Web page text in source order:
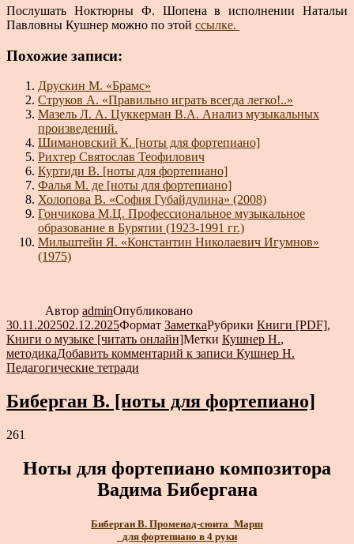
Послушать Ноктюрны Ф. Шопена в исполнении Натальи
Павловны Кушнер можно по этой ссылке.
Похожие записи:
Друскин М. «Брамс»
Струков А. «Правильно играть всегда легко!..»
Мазель Л. А. Цуккерман В.А. Анализ музыкальных
произведений.
Шимановский К. [ноты для фортепиано]
Рихтер Святослав Теофилович
Куртиди В. [ноты для фортепиано]
Фалья М. де [ноты для фортепиано]
Холопова В. «София Губайдулина» (2008)
Гончикова М.Ц. Профессиональное музыкальное
образование в Бурятии (1923-1991 гг.)
Мильштейн Я. «Константин Николаевич Игумнов»
(1975)
Автор adminОпубликовано
30.11.202502.12.2025Формат ЗаметкаРубрики Книги [PDF],
Книги о музыке [читать онлайн]Метки Кушнер Н.,
методикаДобавить комментарий к записи Кушнер Н.
Педагогические тетради
Биберган В. [ноты для фортепиано]
261
Ноты для фортепиано композитора
Вадима Бибергана
Биберган В. Променад-сюита_Марш
_для фортепиано в 4 руки